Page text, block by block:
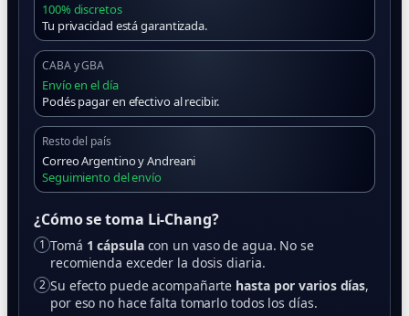
100% discretos
Tu privacidad está garantizada.
CABA y GBA
Envío en el día
Podés pagar en efectivo al recibir.
Resto del país
Correo Argentino y Andreani
Seguimiento del envío
¿Cómo se toma Li-Chang?
1 Tomá 1 cápsulacon un vaso de agua. No se
recomienda exceder la dosis diaria.
2 Su efecto puede acompañarte hasta por varios días,
por eso no hace falta tomarlo todos los días.